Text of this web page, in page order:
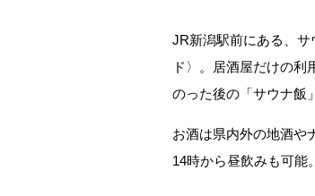
JR新潟駅前にある、
ド〉。居酒屋だけの
のった後の「サウナ飯
お酒は県内外の地酒や
14時から昼飲みも可能